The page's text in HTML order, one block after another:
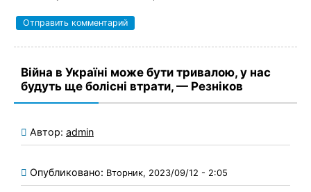
Війна в Україні може бути тривалою, у нас
будуть ще болісні втрати, — Резніков
Автор: admin
Опубликовано: Вторник, 2023/09/12 - 2:05